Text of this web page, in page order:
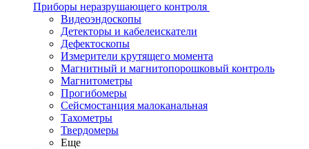
Приборы неразрушающего контроля
Видеоэндоскопы
Детекторы и кабелеискатели
Дефектоскопы
Измерители крутящего момента
Магнитный и магнитопорошковый контроль
Магнитометры
Прогибомеры
Сейсмостанция малоканальная
Тахометры
Твердомеры
Еще